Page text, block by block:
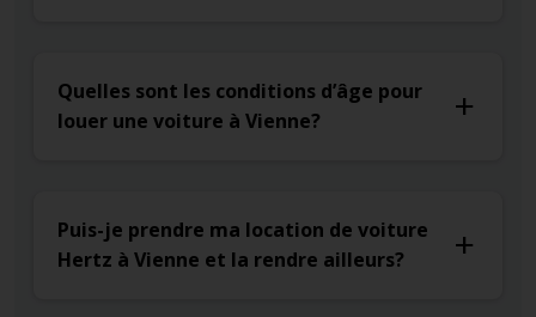
Quelles sont les conditions d’âge pour
louer une voiture à Vienne?
Puis-je prendre ma location de voiture
Hertz à Vienne et la rendre ailleurs?